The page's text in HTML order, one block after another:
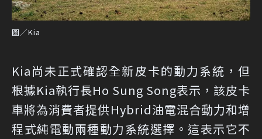
圖／Kia
Kia尚未正式確認全新皮卡的動力系統，但
根據Kia執行長Ho Sung Song表示，該皮卡
車​​將為消費者提供Hybrid油電混合動力和增
程式純電動兩種動力系統選擇。這表示它不